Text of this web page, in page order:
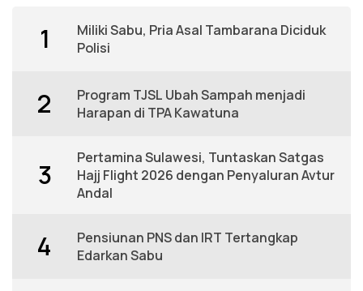
1
Miliki Sabu, Pria Asal Tambarana Diciduk
Polisi
2
Program TJSL Ubah Sampah menjadi
Harapan di TPA Kawatuna
3
Pertamina Sulawesi, Tuntaskan Satgas
Hajj Flight 2026 dengan Penyaluran Avtur
Andal
4
Pensiunan PNS dan IRT Tertangkap
Edarkan Sabu